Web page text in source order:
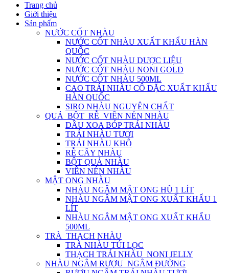
Trang chủ
Giới thiệu
Sản phẩm
NƯỚC CỐT NHÀU
NƯỚC CỐT NHÀU XUẤT KHẨU HÀN
QUỐC
NƯỚC CỐT NHÀU DƯỢC LIỆU
NƯỚC CỐT NHÀU NONI GOLD
NƯỚC CỐT NHÀU 500ML
CAO TRÁI NHÀU CÔ ĐẶC XUẤT KHẨU
HÀN QUỐC
SIRO NHÀU NGUYÊN CHẤT
QUẢ_BỘT_RỄ_VIÊN NÉN NHÀU
DẦU XOA BÓP TRÁI NHÀU
TRÁI NHÀU TƯƠI
TRÁI NHÀU KHÔ
RỄ CÂY NHÀU
BỘT QUẢ NHÀU
VIÊN NÉN NHÀU
MẬT ONG NHÀU
NHÀU NGÂM MẬT ONG HŨ 1 LÍT
NHÀU NGÂM MẬT ONG XUẤT KHẨU 1
LÍT
NHÀU NGÂM MẬT ONG XUẤT KHẨU
500ML
TRÀ_THẠCH NHÀU
TRÀ NHÀU TÚI LỌC
THẠCH TRÁI NHÀU_NONI JELLY
NHÀU NGÂM RƯỢU_NGÂM ĐƯỜNG